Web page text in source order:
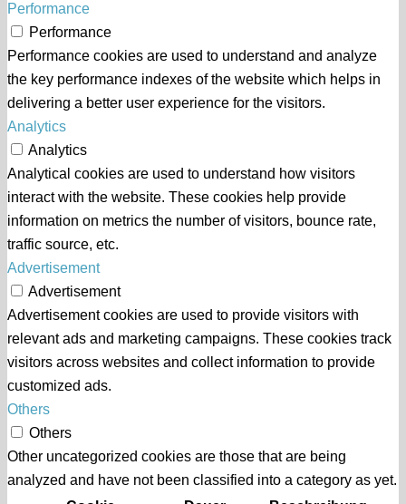
Performance
Performance
Performance cookies are used to understand and analyze
the key performance indexes of the website which helps in
delivering a better user experience for the visitors.
Analytics
Analytics
Analytical cookies are used to understand how visitors
interact with the website. These cookies help provide
information on metrics the number of visitors, bounce rate,
traffic source, etc.
Advertisement
Advertisement
Advertisement cookies are used to provide visitors with
relevant ads and marketing campaigns. These cookies track
visitors across websites and collect information to provide
customized ads.
Others
Others
Other uncategorized cookies are those that are being
analyzed and have not been classified into a category as yet.